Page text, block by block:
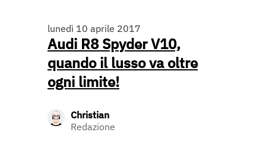
lunedì 10 aprile 2017
Audi R8 Spyder V10,
quando il lusso va oltre
ogni limite!
Christian
Redazione